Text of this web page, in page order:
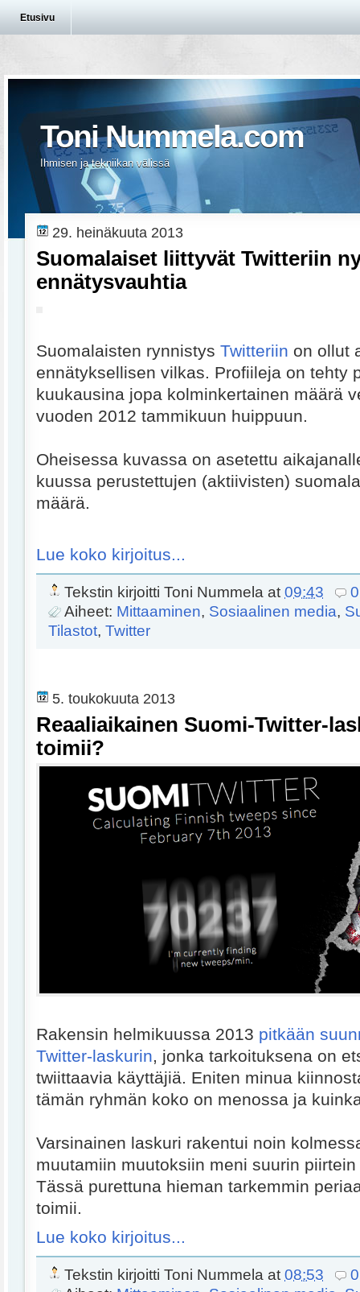
Etusivu
Toni Nummela.com
Ihmisen ja tekniikan välissä
29. heinäkuuta 2013
Suomalaiset liittyvät Twitteriin
ennätysvauhtia
Suomalaisten rynnistys Twitteriin on ollut
ennätyksellisen vilkas. Profiileja on tehty
kuukausina jopa kolminkertainen määrä
vuoden 2012 tammikuun huippuun.
Oheisessa kuvassa on asetettu
kuussa perustettujen (aktiivisten)
määrä.
Lue koko kirjoitus...
Tekstin kirjoitti Toni Nummela at 09:43
Aiheet: Mittaaminen, Sosiaalinen media,
Tilastot, Twitter
5. toukokuuta 2013
Reaaliaikainen Suomi-Twitter-
toimii?
Rakensin helmikuussa 2013 pitkään
Twitter-laskurin, jonka tarkoituksena on
twiittaavia käyttäjiä. Eniten minua
tämän ryhmän koko on menossa ja
Varsinainen laskuri rakentui noin
muutamiin muutoksiin meni suurin
Tässä purettuna hieman tarkemmin
toimii.
Lue koko kirjoitus...
Tekstin kirjoitti Toni Nummela at 08:53